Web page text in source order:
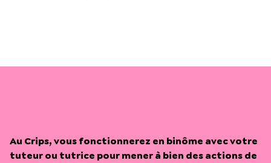
Au Crips, vous fonctionnerez en binôme avec votre
tuteur ou tutrice pour mener à bien des actions de